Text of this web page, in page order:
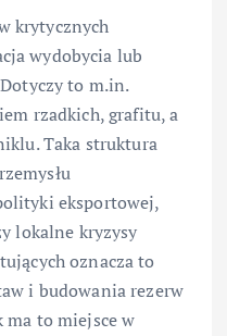
krytycznych
wydobycia lub
to m.in.
rzadkich, grafitu, a
Taka struktura
eksportowej,
lokalne kryzysy
oznacza to
i budowania rezerw
ma to miejsce w